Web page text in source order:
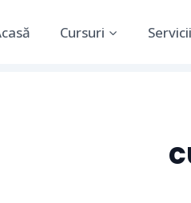
Cursuri Servicii